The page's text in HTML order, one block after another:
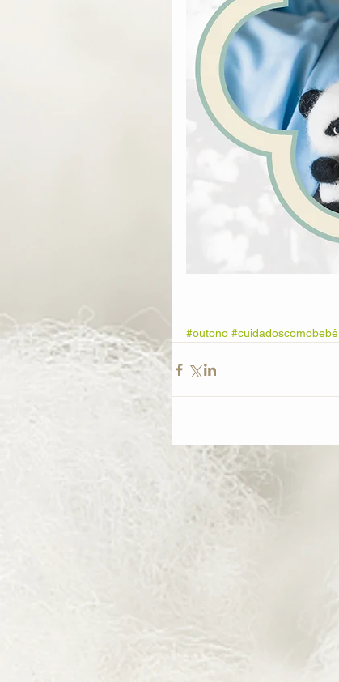
#outono #cuidadoscomobebê